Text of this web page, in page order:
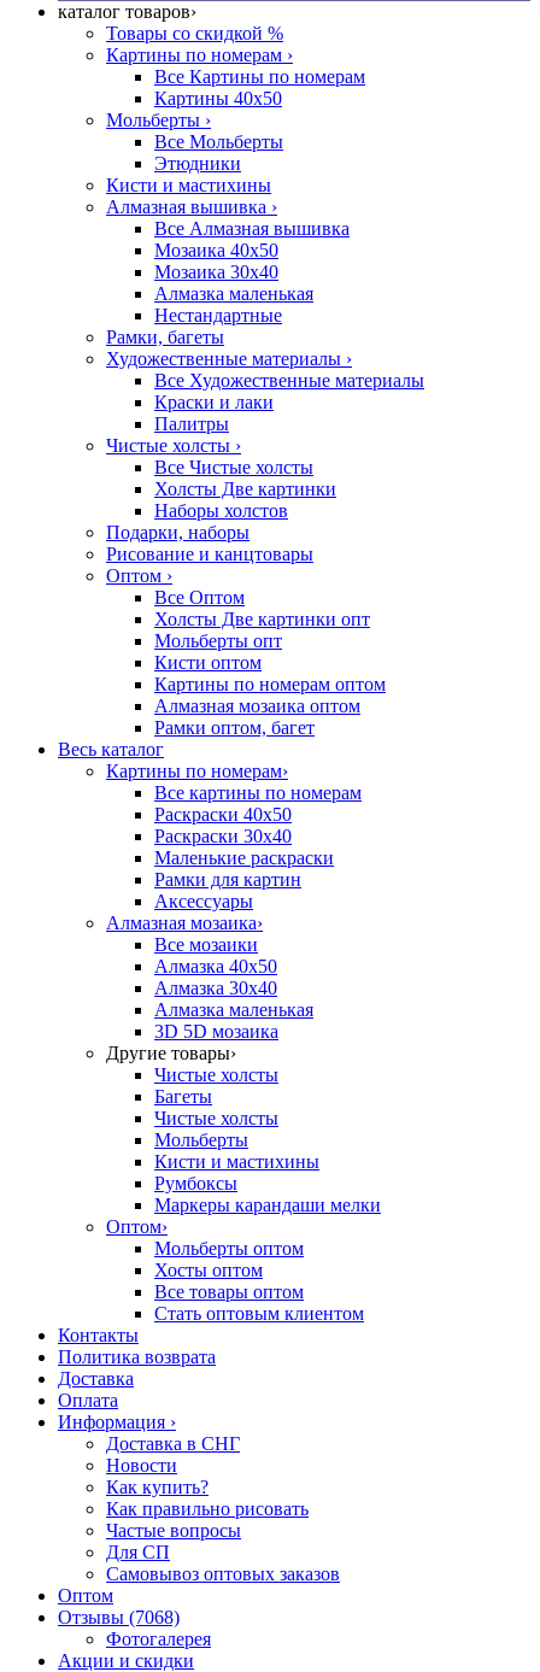
каталог товаров›
Товары со скидкой %
Картины по номерам ›
Все Картины по номерам
Картины 40x50
Мольберты ›
Все Мольберты
Этюдники
Кисти и мастихины
Алмазная вышивка ›
Все Алмазная вышивка
Мозаика 40x50
Мозаика 30x40
Алмазка маленькая
Нестандартные
Рамки, багеты
Художественные материалы ›
Все Художественные материалы
Краски и лаки
Палитры
Чистые холсты ›
Все Чистые холсты
Холсты Две картинки
Наборы холстов
Подарки, наборы
Рисование и канцтовары
Оптом ›
Все Оптом
Холсты Две картинки опт
Мольберты опт
Кисти оптом
Картины по номерам оптом
Алмазная мозаика оптом
Рамки оптом, багет
Весь каталог
Картины по номерам›
Все картины по номерам
Раскраски 40х50
Раскраски 30х40
Маленькие раскраски
Рамки для картин
Аксессуары
Алмазная мозаика›
Все мозаики
Алмазка 40х50
Алмазка 30х40
Алмазка маленькая
3D 5D мозаика
Другие товары›
Чистые холсты
Багеты
Чистые холсты
Мольберты
Кисти и мастихины
Румбоксы
Маркеры карандаши мелки
Оптом›
Мольберты оптом
Хосты оптом
Все товары оптом
Стать оптовым клиентом
Контакты
Политика возврата
Доставка
Оплата
Информация ›
Доставка в СНГ
Новости
Как купить?
Как правильно рисовать
Частые вопросы
Для СП
Самовывоз оптовых заказов
Оптом
Отзывы (7068)
Фотогалерея
Акции и скидки